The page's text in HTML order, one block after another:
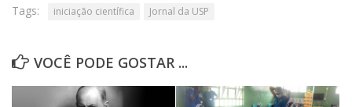
Tags: iniciação científica Jornal da USP
VOCÊ PODE GOSTAR ...